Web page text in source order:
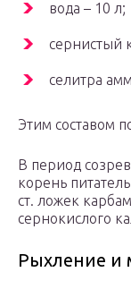
вода – 10 л;
сернистый
селитра
Этим составом
В период
корень
ст. ложек
сернокислого
Рыхление и